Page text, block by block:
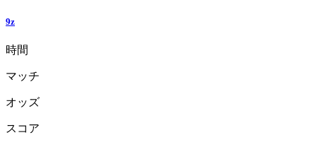
9z
時間
マッチ
オッズ
スコア